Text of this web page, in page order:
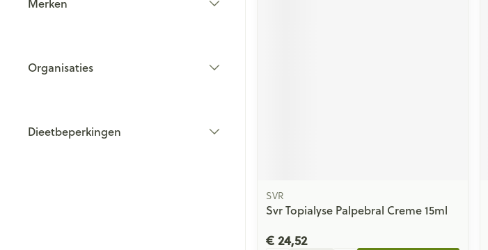
Organisaties
Dieetbeperkingen
SVR
Svr Topialyse Palpebral Creme 15ml
€ 24,52